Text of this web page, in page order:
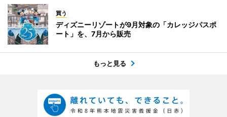
買う
ディズニーリゾートが9月対象の「カレッジパスポ
ート」を、7月から販売
もっと見る